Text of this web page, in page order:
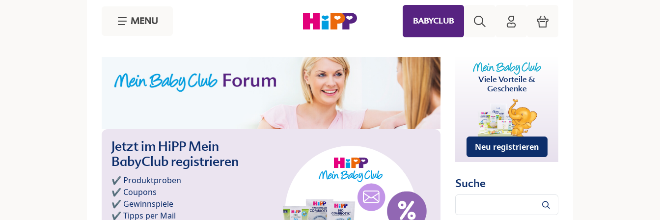
MENU BABYCLUB HiPP Mein Babyclub
Warenkorb
Jetzt im HiPP Mein
BabyClub registrieren
✔️ Produktproben
✔️ Coupons
✔️ Gewinnspiele
✔️ Tipps per Mail
Viele Vorteile &
Geschenke
Neu registrieren
Suche